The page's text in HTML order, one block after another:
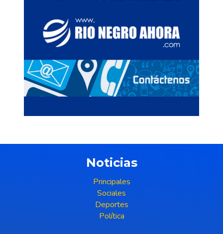
Noticias
Principales
Sociales
Deportes
Política